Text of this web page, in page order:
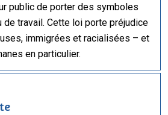
public de porter des symboles
de travail. Cette loi porte préjudice
immigrées et racialisées – et
en particulier.